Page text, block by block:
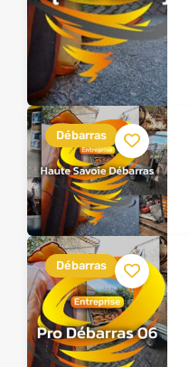
Débarras
Débarras